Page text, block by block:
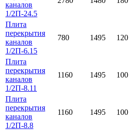
каналов
1/2П-24.5
Плита
перекрытия
каналов
1/2П-6.15
780 1495 120
Плита
перекрытия
каналов
1/2П-8.11
1160 1495 100
Плита
перекрытия
каналов
1/2П-8.8
1160 1495 100